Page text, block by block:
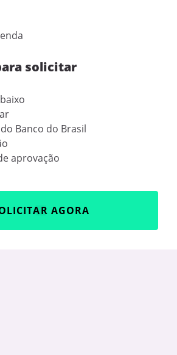
solicitar
Banco do Brasil
aprovação
AGORA